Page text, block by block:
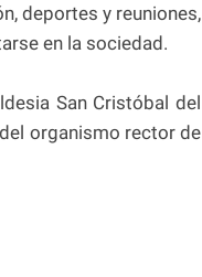
deportes y reuniones,
en la sociedad.
San Cristóbal del
organismo rector de